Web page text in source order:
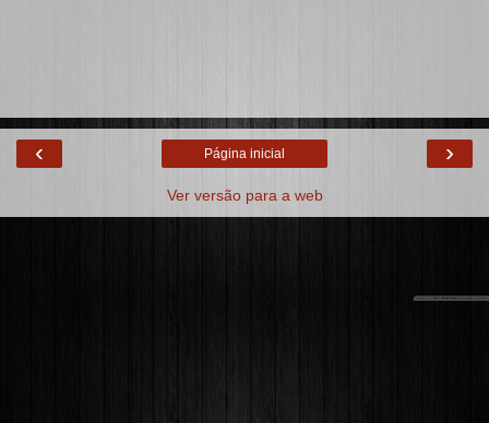
‹ ›
Página inicial
Ver versão para a web